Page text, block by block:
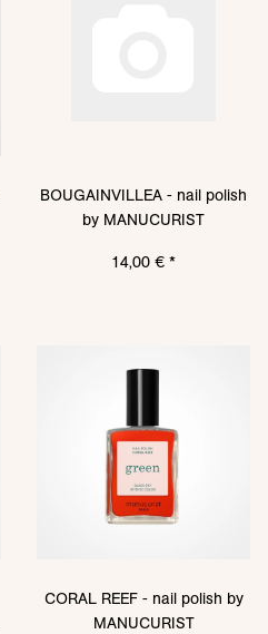
BOUGAINVILLEA - nail polish
by MANUCURIST
14,00 € *
CORAL REEF - nail polish by
MANUCURIST